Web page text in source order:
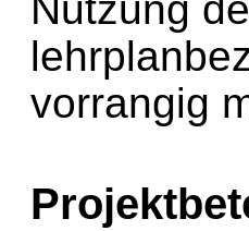
vorrangig